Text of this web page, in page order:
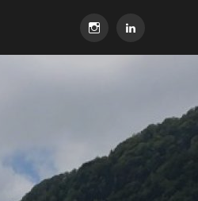
instagramlinkedin